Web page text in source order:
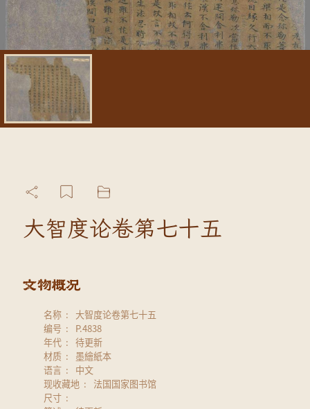
大智度论卷第七十五
名称
大智度论卷第七十五
编号
P.4838
年代
待更新
材质
墨繪紙本
语言
中文
现收藏地
法国国家图书馆
尺寸